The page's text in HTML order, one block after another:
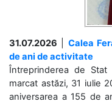
31.07.2026
Calea
de ani de activitate
Întreprinderea de Stat
marcat astăzi, 31 iulie
aniversarea a 155 de